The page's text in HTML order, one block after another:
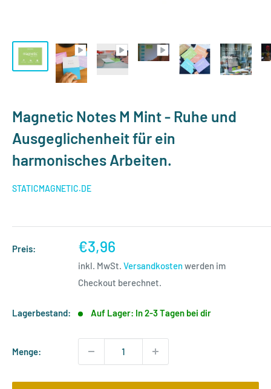
Magnetic Notes M Mint - Ruhe und
Ausgeglichenheit für ein
harmonisches Arbeiten.
STATICMAGNETIC.DE
Preis: Sonderpreis
€3,96
inkl. MwSt. Versandkostenwerden im
Checkout berechnet.
Lagerbestand: Auf Lager: In 2-3 Tagen bei dir
Menge: